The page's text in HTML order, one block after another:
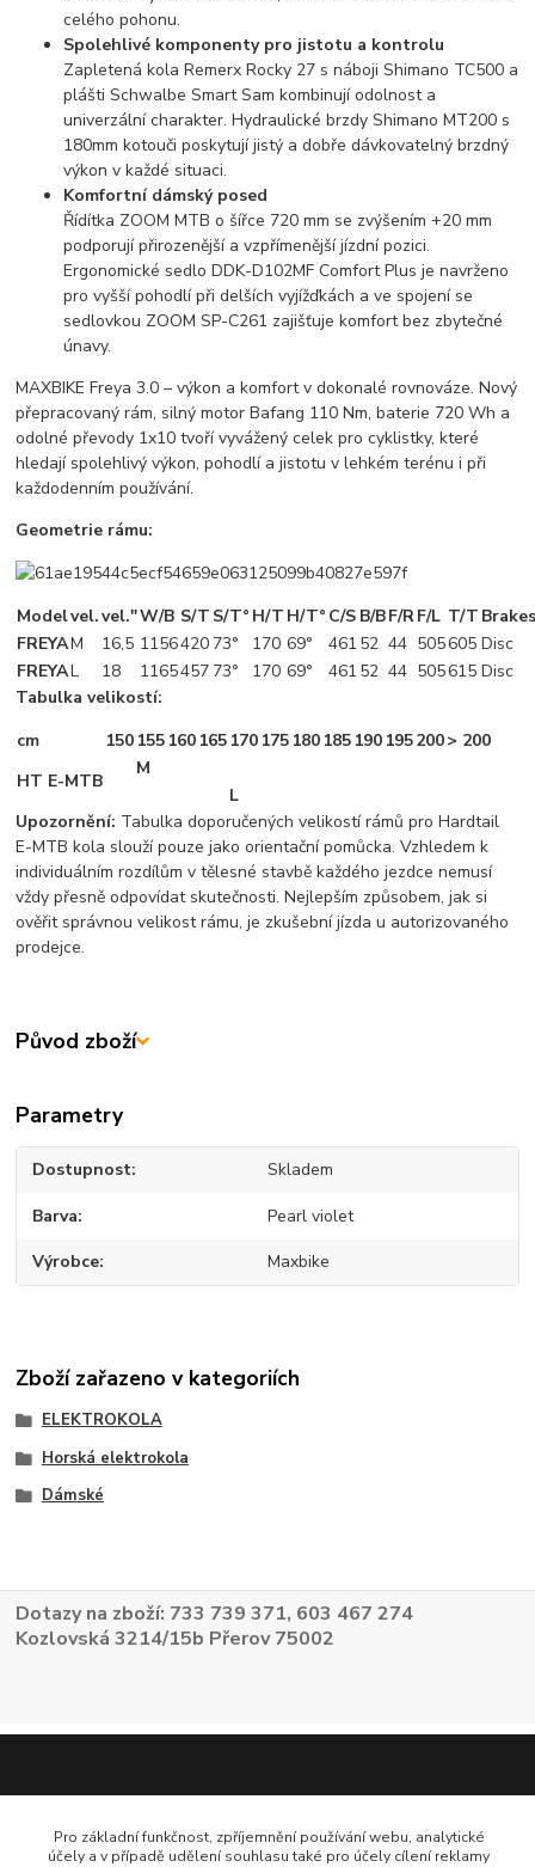
celého pohonu.
Spolehlivé komponenty pro jistotu a kontrolu
Zapletená kola Remerx Rocky 27 s náboji Shimano TC500 a
plášti Schwalbe Smart Sam kombinují odolnost a
univerzální charakter. Hydraulické brzdy Shimano MT200 s
180mm kotouči poskytují jistý a dobře dávkovatelný brzdný
výkon v každé situaci.
Komfortní dámský posed
Řídítka ZOOM MTB o šířce 720 mm se zvýšením +20 mm
podporují přirozenější a vzpřímenější jízdní pozici.
Ergonomické sedlo DDK-D102MF Comfort Plus je navrženo
pro vyšší pohodlí při delších vyjížďkách a ve spojení se
sedlovkou ZOOM SP-C261 zajišťuje komfort bez zbytečné
únavy.
MAXBIKE Freya 3.0 – výkon a komfort v dokonalé rovnováze. Nový
přepracovaný rám, silný motor Bafang 110 Nm, baterie 720 Wh a
odolné převody 1x10 tvoří vyvážený celek pro cyklistky, které
hledají spolehlivý výkon, pohodlí a jistotu v lehkém terénu i při
každodenním používání.
Geometrie rámu:
Modelvel.vel."W/B S/T S/T° H/T H/T° C/S B/BF/RF/L T/T
FREYAM 16,5 1156420 73° 170 69° 461 52 44 505605 Disc
FREYAL 18 1165457 73° 170 69° 461 52 44 505615 Disc
Tabulka velikostí:
cm
150 155 160 165 170 175 180 185 190 195200> 200
HT E-MTB
M
L
Upozornění: Tabulka doporučených velikostí rámů pro Hardtail
E-MTB kola slouží pouze jako orientační pomůcka. Vzhledem k
individuálním rozdílům v tělesné stavbě každého jezdce nemusí
vždy přesně odpovídat skutečnosti. Nejlepším způsobem, jak si
ověřit správnou velikost rámu, je zkušební jízda u autorizovaného
prodejce.
Původ zboží
Parametry
Dostupnost Skladem
Barva Pearl violet
Výrobce Maxbike
Zboží zařazeno v kategoriích
ELEKTROKOLA
Horská elektrokola
Dámské
Dotazy na zboží: 733 739 371, 603 467 274
Kozlovská 3214/15b Přerov 75002
Pro základní funkčnost, zpříjemnění používání webu, analytické
účely a v případě udělení souhlasu také pro účely cílení reklamy